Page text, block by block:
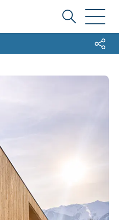
Ich
suche...Share